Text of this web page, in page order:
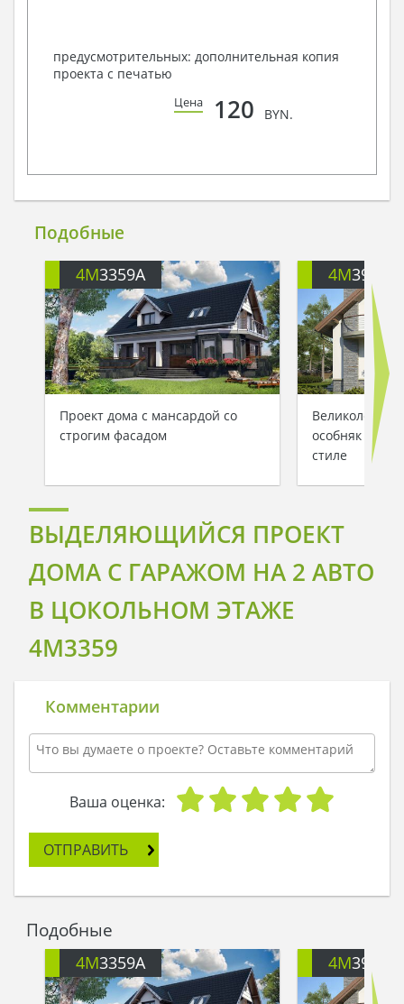
предусмотрительных: дополнительная копия
проекта с печатью
Цена 120 BYN.
Подобные
4M3359A
Проект дома с мансардой со
строгим фасадом
4M391
особняк в
стиле
ВЫДЕЛЯЮЩИЙСЯ ПРОЕКТ
ДОМА С ГАРАЖОМ НА 2 АВТО
В ЦОКОЛЬНОМ ЭТАЖЕ
4M3359
Комментарии
Ваша оценка:
ОТПРАВИТЬ
Подобные
4M3359A 4M391